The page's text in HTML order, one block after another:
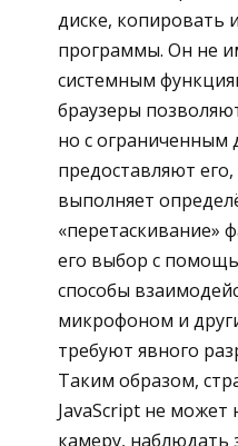
диске, копировать
программы. Он не
системным
браузеры
но с ограниченным
предоставляют
выполняет
«перетаскивание»
его выбор с
способы
микрофоном и
требуют явного
Таким образом,
JavaScript не
камеру, наблюдать